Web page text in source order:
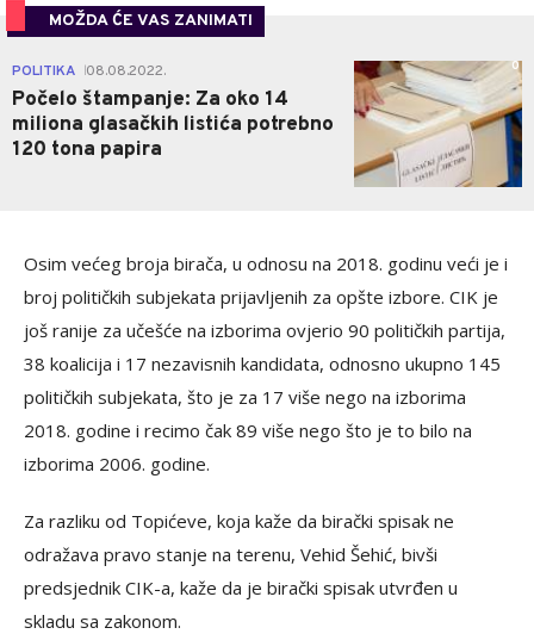
MOŽDA ĆE VAS ZANIMATI
POLITIKA 08.08.2022.
Počelo štampanje: Za oko 14
miliona glasačkih listića potrebno
120 tona papira
0
Osim većeg broja birača, u odnosu na 2018. godinu veći je i
broj političkih subjekata prijavljenih za opšte izbore. CIK je
još ranije za učešće na izborima ovjerio 90 političkih partija,
38 koalicija i 17 nezavisnih kandidata, odnosno ukupno 145
političkih subjekata, što je za 17 više nego na izborima
2018. godine i recimo čak 89 više nego što je to bilo na
izborima 2006. godine.
Za razliku od Topićeve, koja kaže da birački spisak ne
odražava pravo stanje na terenu, Vehid Šehić, bivši
predsjednik CIK-a, kaže da je birački spisak utvrđen u
skladu sa zakonom.